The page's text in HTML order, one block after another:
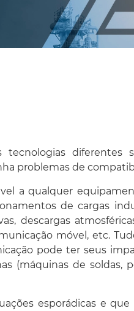
diferentes
problemas de
a qualquer
de cargas
descargas
móvel, etc.
pode ter seus
(máquinas de soldas,
esporádicas e